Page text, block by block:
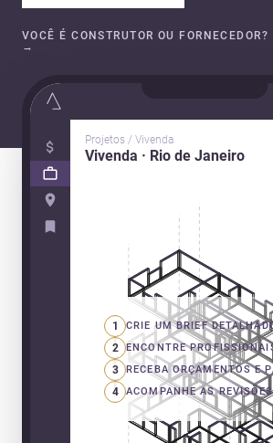
VOCÊ É CONSTRUTOR OU
→
Projetos / Vivenda
Vivenda · Rio de Janeiro
1 CRIE UM BRIEF
2 ENCONTRE
3 RECEBA ORÇAMENTOS E
4 ACOMPANHE AS REVISÕES